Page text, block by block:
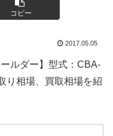
コピー
2017.05.05
ルダー】型式：CBA-
り相場、買取相場を紹